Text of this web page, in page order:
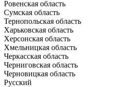
Ровенская область
Сумская область
Тернопольская область
Харьковская область
Херсонская область
Хмельницкая область
Черкасская область
Черниговская область
Черновицкая область
Русский